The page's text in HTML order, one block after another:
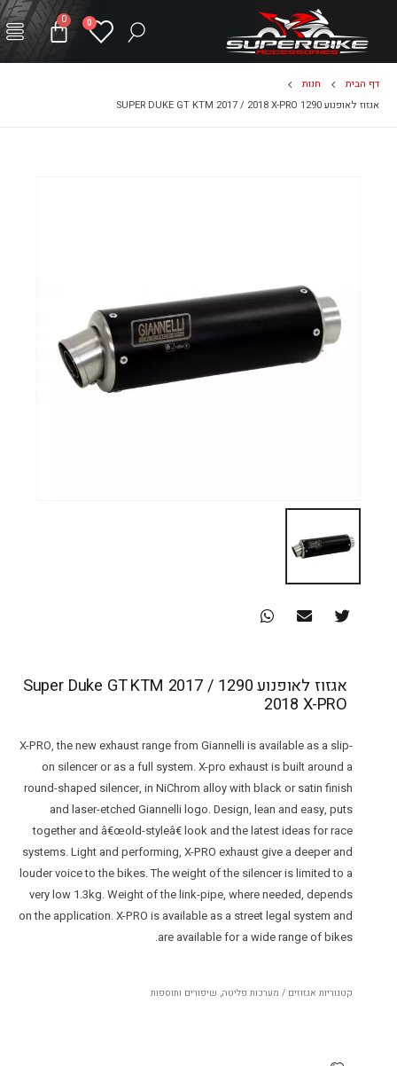
0
0
דף הבית
חנות
אגזוז לאופנוע 1290 SUPER DUKE GT KTM 2017 / 2018 X-PRO
אגזוז לאופנוע 1290 Super Duke GT KTM 2017 /
2018 X-PRO
X-PRO, the new exhaust range from Giannelli is available as a slip-
on silencer or as a full system. X-pro exhaust is built around a
round-shaped silencer, in NiChrom alloy with black or satin finish
and laser-etched Giannelli logo. Design, lean and easy, puts
together and â€œold-styleâ€ look and the latest ideas for race
systems. Light and performing, X-PRO exhaust give a deeper and
louder voice to the bikes. The weight of the silencer is limited to a
very low 1.3kg. Weight of the link-pipe, where needed, depends
on the application. X-PRO is available as a street legal system and
are available for a wide range of bikes.
קטגוריות אגזוזים / מערכות פליטה, שיפורים ותוספות